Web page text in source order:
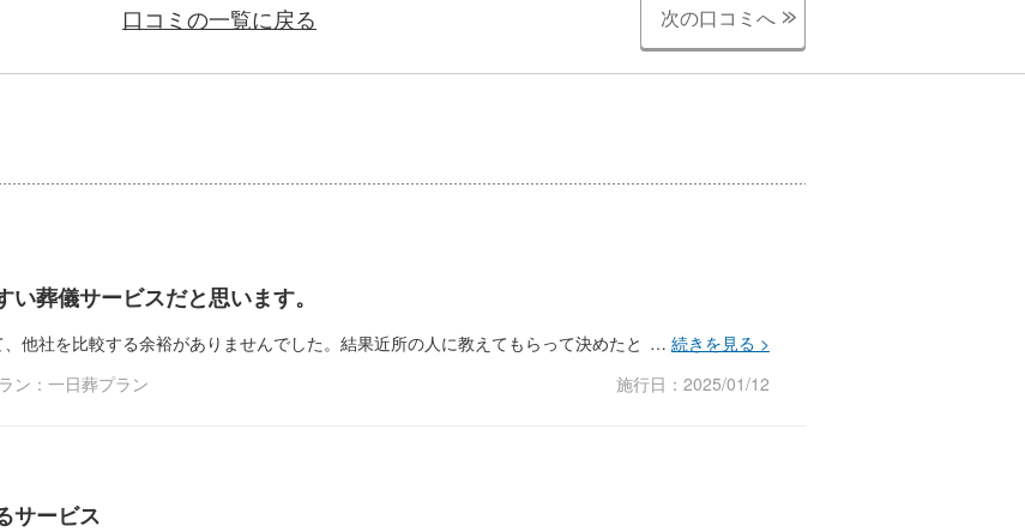
口コミの一覧に戻る 次の口コミへ
葬儀サービスだと思います。
他社を比較する余裕がありませんでした。結果近所の人に教えてもらって決めたという感じです。
ン：一日葬プラン
施行日：2025/01/12
サービス